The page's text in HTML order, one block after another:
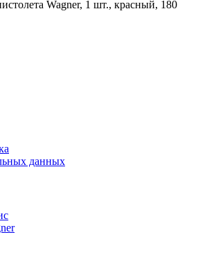
Wagner, 1 шт., красный, 180
данных